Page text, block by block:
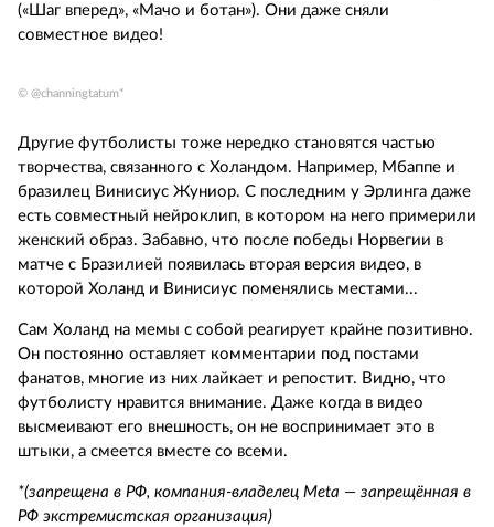
(«Шаг вперед», «Мачо и ботан»). Они даже сняли
совместное видео!
© @channingtatum*
Другие футболисты тоже нередко становятся частью
творчества, связанного с Холандом. Например, Мбаппе и
бразилец Винисиус Жуниор. С последним у Эрлинга даже
есть совместный нейроклип, в котором на него примерили
женский образ. Забавно, что после победы Норвегии в
матче с Бразилией появилась вторая версия видео, в
которой Холанд и Винисиус поменялись местами...
Сам Холанд на мемы с собой реагирует крайне позитивно.
Он постоянно оставляет комментарии под постами
фанатов, многие из них лайкает и репостит. Видно, что
футболисту нравится внимание. Даже когда в видео
высмеивают его внешность, он не воспринимает это в
штыки, а смеется вместе со всеми.
*(запрещена в РФ, компания-владелец Meta — запрещённая в
РФ экстремистская организация)